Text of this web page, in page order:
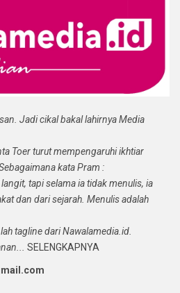
Jadi cikal bakal lahirnya Media
Toer turut mempengaruhi ikhtiar
kata Pram :
tapi selama ia tidak menulis, ia
dan dari sejarah. Menulis adalah
tagline dari Nawalamedia.id.
SELENGKAPNYA